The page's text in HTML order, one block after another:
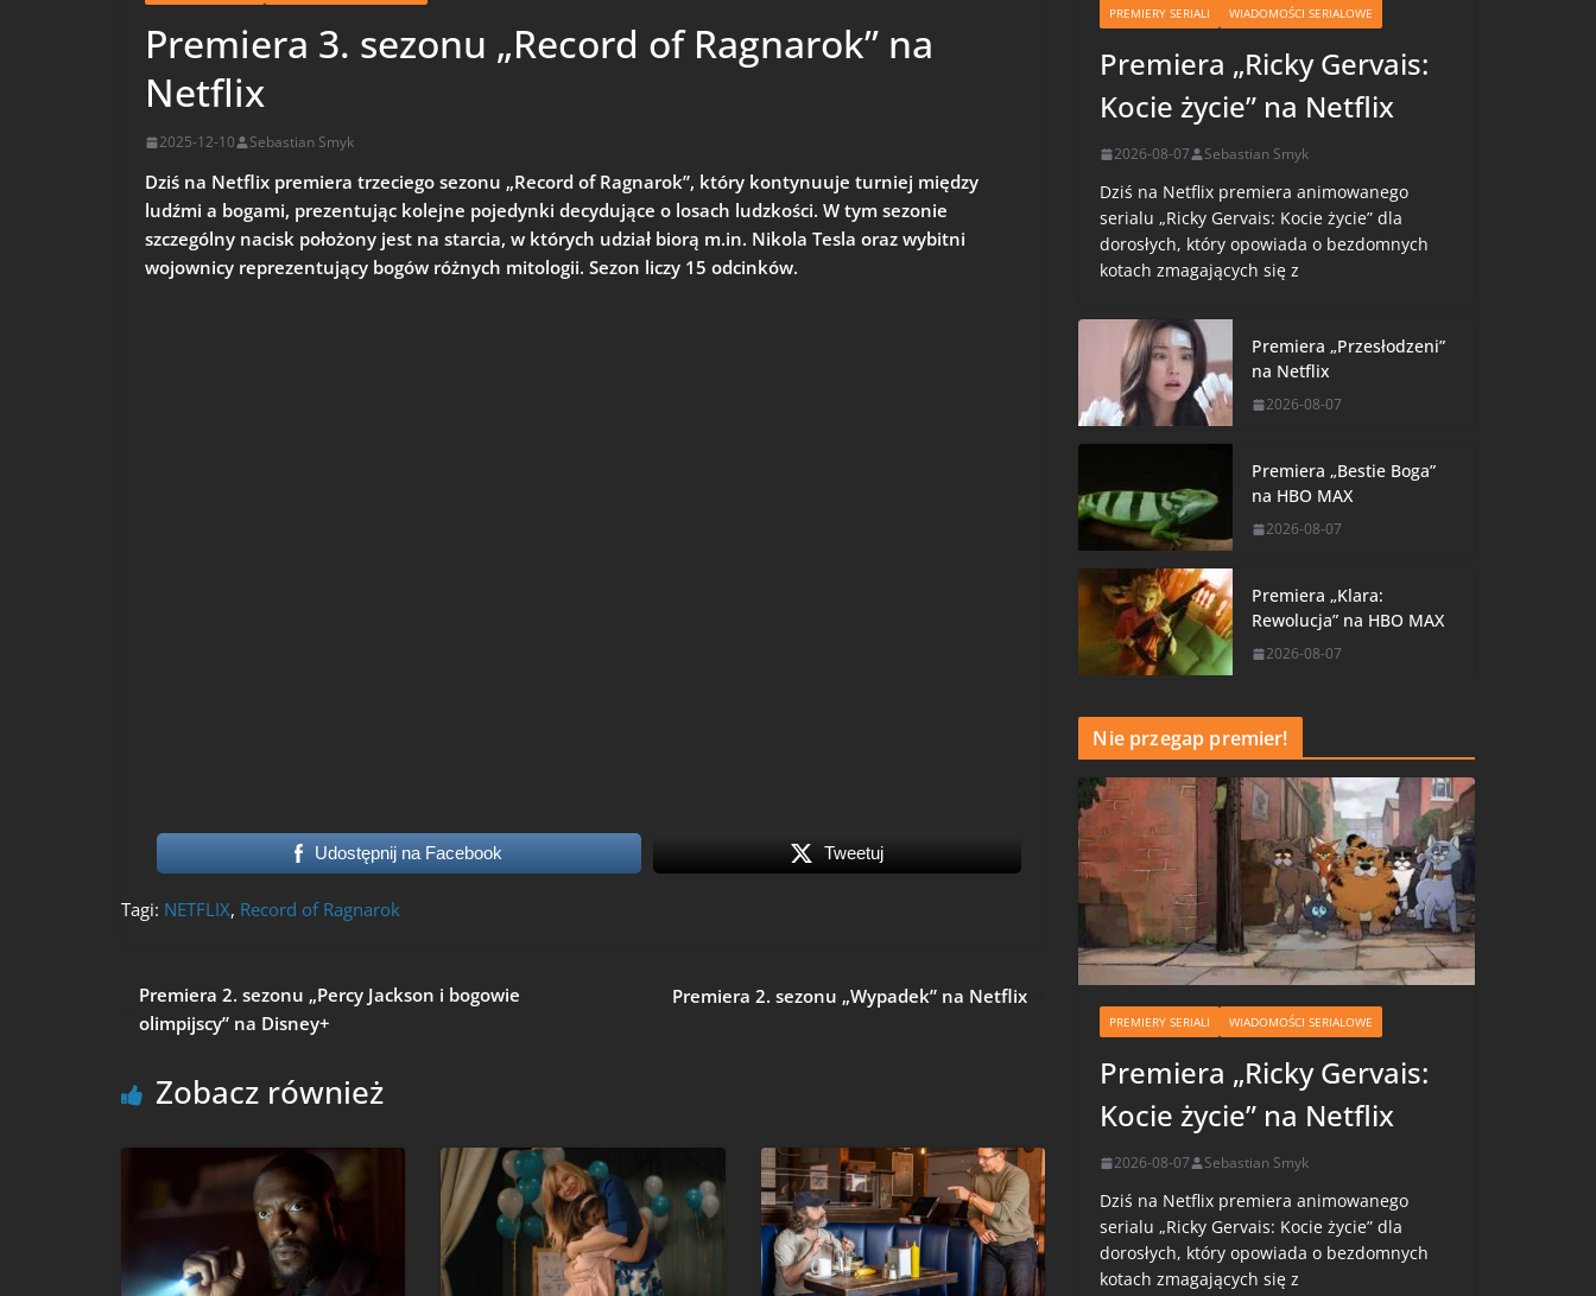
Premiera 3. sezonu „Record of Ragnarok” na
Netflix
2025-12-10 Sebastian Smyk
Dziś na Netflix premiera trzeciego sezonu „Record of Ragnarok”, który kontynuuje turniej między
ludźmi a bogami, prezentując kolejne pojedynki decydujące o losach ludzkości. W tym sezonie
szczególny nacisk położony jest na starcia, w których udział biorą m.in. Nikola Tesla oraz wybitni
wojownicy reprezentujący bogów różnych mitologii. Sezon liczy 15 odcinków.
Udostępnij na Facebook Tweetuj
Tagi: NETFLIX, Record of Ragnarok
Premiera 2. sezonu „Percy Jackson i bogowie
olimpijscy” na Disney+
Premiera 2. sezonu „Wypadek” na Netflix
Zobacz również
PREMIERY SERIALI WIADOMOŚCI SERIALOWE
Premiera „Ricky Gervais:
Kocie życie” na Netflix
2026-08-07 Sebastian Smyk
Dziś na Netflix premiera animowanego
serialu „Ricky Gervais: Kocie życie” dla
dorosłych, który opowiada o bezdomnych
kotach zmagających się z
Premiera „Przesłodzeni”
na Netflix
2026-08-07
Premiera „Bestie Boga”
na HBO MAX
2026-08-07
Premiera „Klara:
Rewolucja” na HBO MAX
2026-08-07
Nie przegap premier!
PREMIERY SERIALI WIADOMOŚCI SERIALOWE
Premiera „Ricky Gervais:
Kocie życie” na Netflix
2026-08-07 Sebastian Smyk
Dziś na Netflix premiera animowanego
serialu „Ricky Gervais: Kocie życie” dla
dorosłych, który opowiada o bezdomnych
kotach zmagających się z